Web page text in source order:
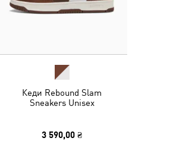
Кеди Rebound Slam
Sneakers Unisex
3 590,00 ₴